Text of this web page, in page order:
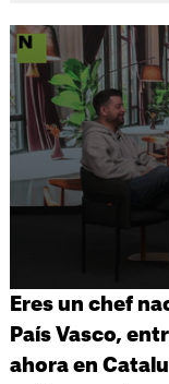
Eres un chef
País Vasco,
ahora en